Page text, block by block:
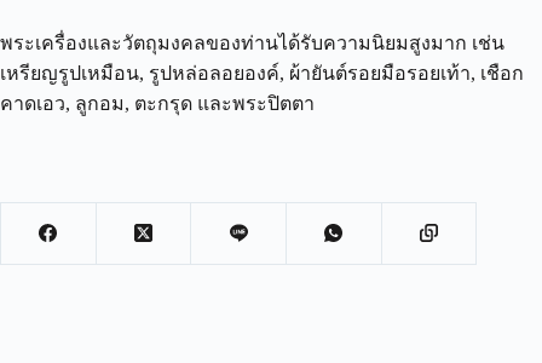
พระเครื่องและวัตถุมงคลของท่านได้รับความนิยมสูงมาก เช่น
เหรียญรูปเหมือน, รูปหล่อลอยองค์, ผ้ายันต์รอยมือรอยเท้า, เชือก
คาดเอว, ลูกอม, ตะกรุด และพระปิตตา